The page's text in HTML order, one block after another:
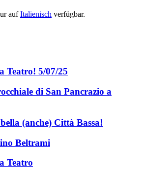
aufItalienisch verfügbar.
Teatro! 5/07/25
di San Pancrazio a
(anche) Città Bassa!
Beltrami
Teatro